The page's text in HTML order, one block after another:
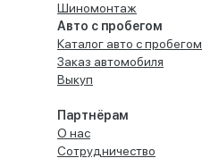
Шиномонтаж
Авто с пробегом
Каталог авто с пробегом
Заказ автомобиля
Выкуп
Партнёрам
О нас
Сотрудничество